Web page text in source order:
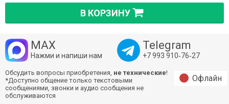
В КОРЗИНУ
MAX
Нажми и напиши нам
Telegram
+7 993 910‑76‑27
Обсудить вопросы приобретения, не технические!
*Доступно общение только текстовыми
сообщениями, звонки и аудио сообщения не
обслуживаются
Офлайн